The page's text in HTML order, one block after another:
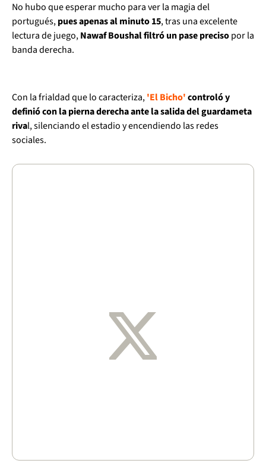
No hubo que esperar mucho para ver la magia del
portugués,pues apenas al minuto 15, tras una excelente
lectura de juego,Nawaf Boushal filtró un pase precisopor la
banda derecha.
Con la frialdad que lo caracteriza,'El Bicho'controló y
definió con la pierna derecha ante la salida del guardameta
rival, silenciando el estadio y encendiendo las redes
sociales.